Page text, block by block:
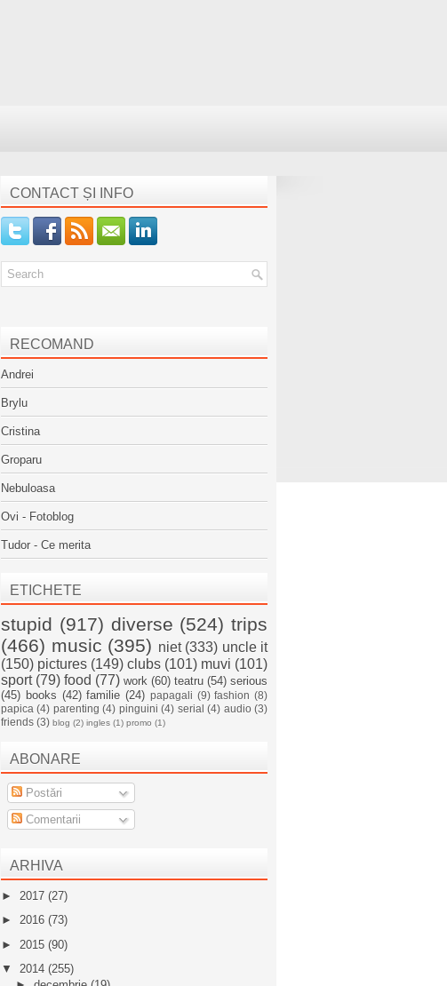
CONTACT ȘI INFO
RECOMAND
Andrei
Brylu
Cristina
Groparu
Nebuloasa
Ovi - Fotoblog
Tudor - Ce merita
ETICHETE
stupid (917) diverse (524) trips
(466) music (395) niet (333) uncle it
(150) pictures (149) clubs (101) muvi (101)
sport (79) food (77) work (60) teatru (54) serious
(45) books (42) familie (24) papagali (9) fashion (8)
papica (4) parenting (4) pinguini (4) serial (4) audio (3)
friends (3) blog (2) ingles (1) promo (1)
ABONARE
Postări
Comentarii
ARHIVA
► 2017 (27)
► 2016 (73)
► 2015 (90)
▼ 2014 (255)